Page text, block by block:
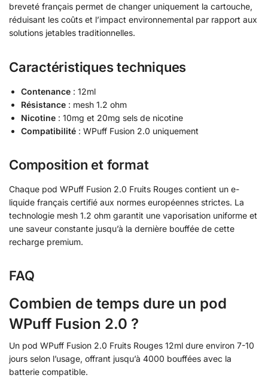
breveté français permet de changer uniquement la cartouche,
réduisant les coûts et l’impact environnemental par rapport aux
solutions jetables traditionnelles.
Caractéristiques techniques
Contenance : 12ml
Résistance : mesh 1.2 ohm
Nicotine : 10mg et 20mg sels de nicotine
Compatibilité : WPuff Fusion 2.0 uniquement
Composition et format
Chaque pod WPuff Fusion 2.0 Fruits Rouges contient un e-
liquide français certifié aux normes européennes strictes. La
technologie mesh 1.2 ohm garantit une vaporisation uniforme et
une saveur constante jusqu’à la dernière bouffée de cette
recharge premium.
FAQ
Combien de temps dure un pod
WPuff Fusion 2.0 ?
Un pod WPuff Fusion 2.0 Fruits Rouges 12ml dure environ 7-10
jours selon l’usage, offrant jusqu’à 4000 bouffées avec la
batterie compatible.